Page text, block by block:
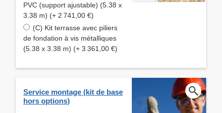
PVC (support ajustable) (5.38 x
3.38 m) (+ 2 741,00 €)
(C) Kit terrasse avec piliers
de fondation à vis métalliques
(5.38 x 3.38 m) (+ 3 361,00 €)
Service montage (kit de base
hors options)